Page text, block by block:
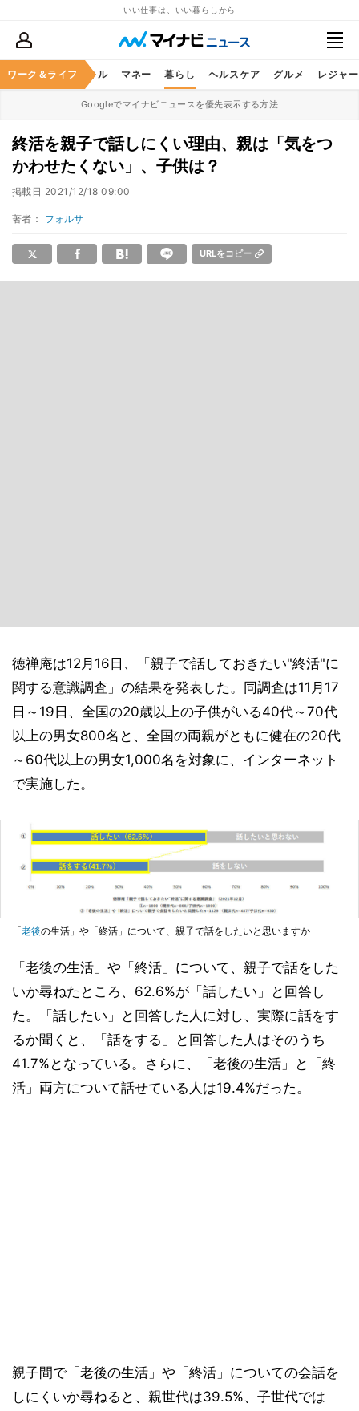
いい仕事は、いい暮らしから
ワーク＆ライフ
ア ビジネススキル マネー 暮らし ヘルスケア グルメ レジャー
Googleでマイナビニュースを優先表示する方法
終活を親子で話しにくい理由、親は「気をつ
かわせたくない」、子供は？
掲載日 2021/12/18 09:00
著者： フォルサ
URLをコピー
徳禅庵は12月16日、「親子で話しておきたい"終活"に
関する意識調査」の結果を発表した。同調査は11月17
日～19日、全国の20歳以上の子供がいる40代～70代
以上の男女800名と、全国の両親がともに健在の20代
～60代以上の男女1,000名を対象に、インターネット
で実施した。
「老後の生活」や「終活」について、親子で話をしたいと思いますか
「老後の生活」や「終活」について、親子で話をした
いか尋ねたところ、62.6%が「話したい」と回答し
た。「話したい」と回答した人に対し、実際に話をす
るか聞くと、「話をする」と回答した人はそのうち
41.7%となっている。さらに、「老後の生活」と「終
活」両方について話せている人は19.4%だった。
親子間で「老後の生活」や「終活」についての会話を
しにくいか尋ねると、親世代は39.5%、子世代では